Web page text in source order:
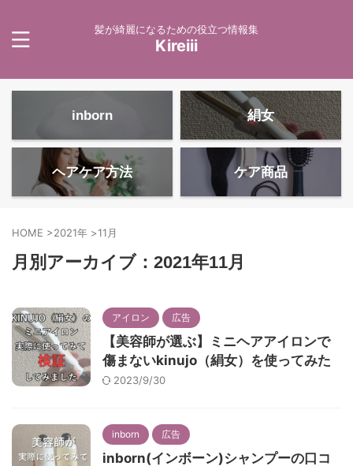
髪が綺麗になるための役立つ情報集
Kireiii
inborn 絹女
ヘアケア方法 ケア商品
HOME >2021年 >11月
月別アーカイブ：2021年11月
アイロン 広告
【美容師が選ぶ】ミニヘアアイロンで
傷まないkinujo（絹女）を使ってみた
2023/9/30
inborn 広告
inborn(インボーン)シャンプーの口コ